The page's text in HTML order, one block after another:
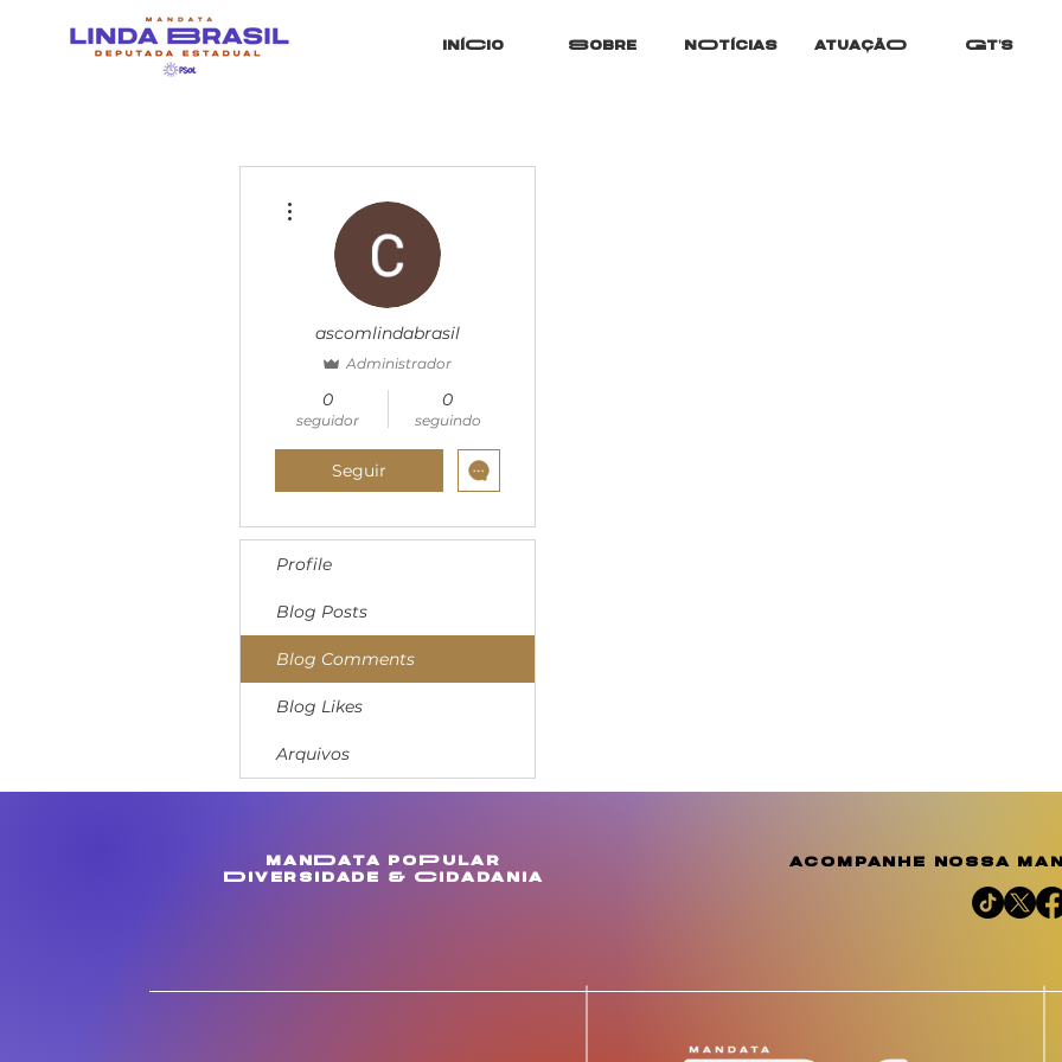
iníCio Sobre nOtícias atuaçãO Gt's
ascomlindabrasil
Administrador
0
seguidor
0
seguindo
Seguir
Profile
Blog Posts
Blog Comments
Blog Likes
Arquivos
manData poPular
Diversidade & Cidadania
acompanhe nossa